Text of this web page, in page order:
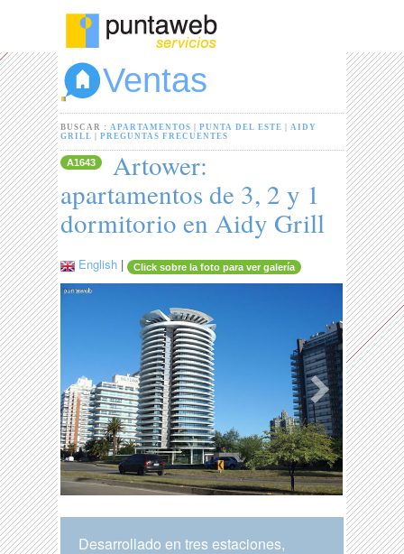
Ventas
BUSCAR :APARTAMENTOS |PUNTA DEL ESTE |AIDY
GRILL
|PREGUNTAS FRECUENTES
A1643
Artower:
apartamentos de 3, 2 y 1
dormitorio en Aidy Grill
English | Click sobre la foto para ver galería
Desarrollado en tres estaciones,